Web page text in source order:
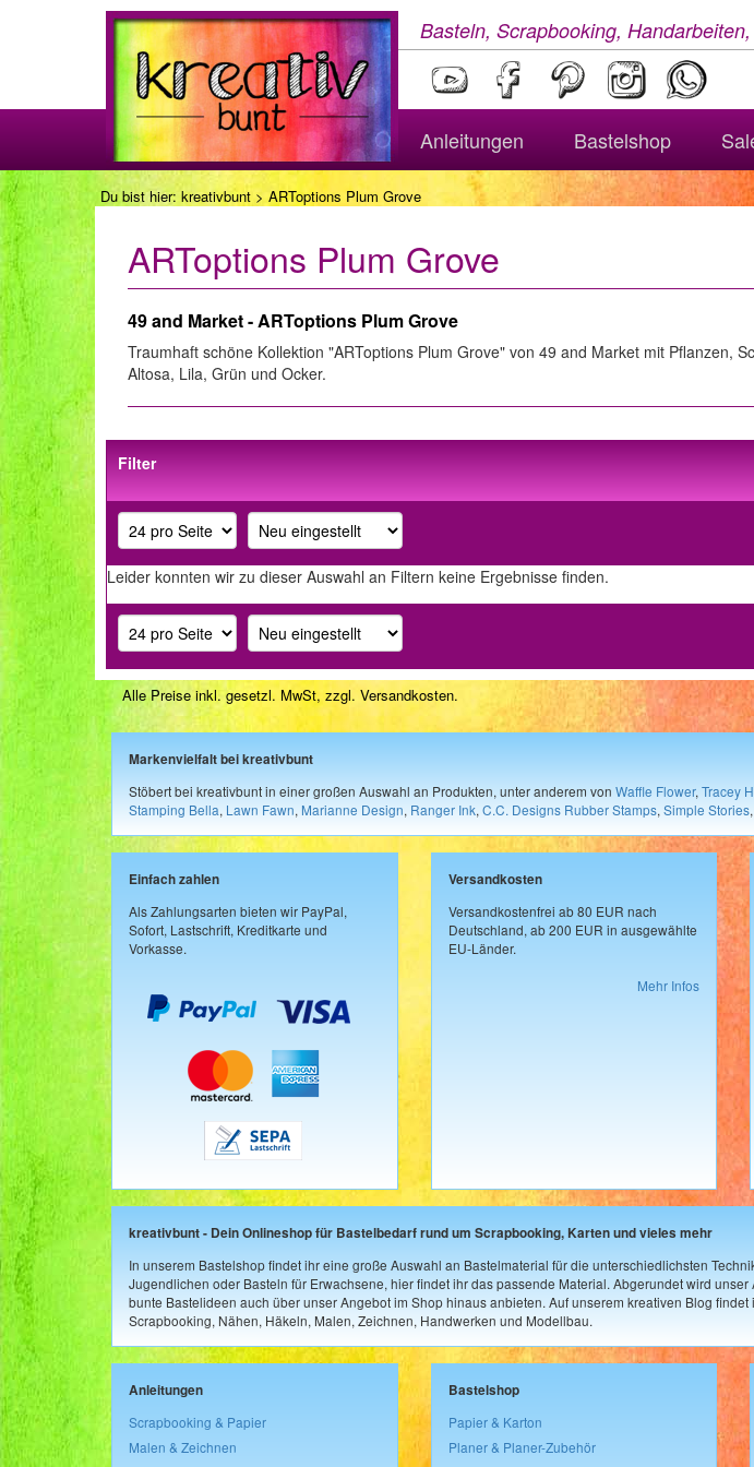
Basteln, Scrapbooking,
Anleitungen Bastelshop
Du bist hier: kreativbunt > ARToptions Plum Grove
ARToptions Plum Grove
49 and Market - ARToptions Plum Grove
Traumhaft schöne Kollektion "ARToptions Plum Grove" von 49 and Market mit Pflanzen,
Altosa, Lila, Grün und Ocker.
Filter
Leider konnten wir zu dieser Auswahl an Filtern keine Ergebnisse finden.
Alle Preise inkl. gesetzl. MwSt, zzgl. Versandkosten.
Markenvielfalt bei kreativbunt
Stöbert bei kreativbunt in einer großen Auswahl an Produkten, unter anderem von Waffle Flower, Tracey
Stamping Bella, Lawn Fawn, Marianne Design, Ranger Ink, C.C. Designs Rubber Stamps, Simple Stories,
Einfach zahlen
Als Zahlungsarten bieten wir PayPal,
Sofort, Lastschrift, Kreditkarte und
Vorkasse.
Versandkosten
Versandkostenfrei ab 80 EUR nach
Deutschland, ab 200 EUR in ausgewählte
EU-Länder.
Mehr Infos
kreativbunt - Dein Onlineshop für Bastelbedarf rund um Scrapbooking, Karten und vieles mehr
In unserem Bastelshop findet ihr eine große Auswahl an Bastelmaterial für die unterschiedlichsten
Jugendlichen oder Basteln für Erwachsene, hier findet ihr das passende Material. Abgerundet wird
bunte Bastelideen auch über unser Angebot im Shop hinaus anbieten. Auf unserem kreativen Blog
Scrapbooking, Nähen, Häkeln, Malen, Zeichnen, Handwerken und Modellbau.
Anleitungen
Scrapbooking & Papier
Malen & Zeichnen
Bastelshop
Papier & Karton
Planer & Planer-Zubehör